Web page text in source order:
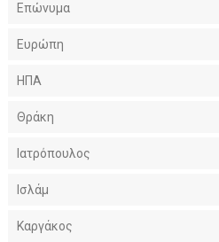
Επώνυμα
Ευρώπη
ΗΠΑ
Θράκη
Ιατρόπουλος
Ισλάμ
Καργάκος